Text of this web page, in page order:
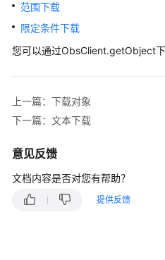
费
说
入
门
用
指
南
范围下载
限定条件下载
您可以通过ObsClient.getObject下
上一篇：下载对象
下一篇：文本下载
意见反馈
文档内容是否对您有帮助？
提供反馈